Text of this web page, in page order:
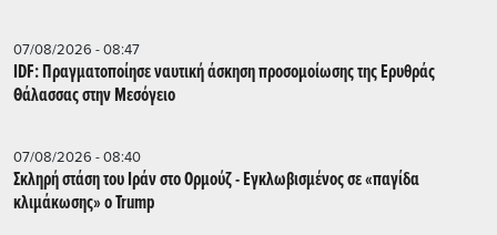
07/08/2026 - 08:47
IDF: Πραγματοποίησε ναυτική άσκηση προσομοίωσης της Ερυθράς
Θάλασσας στην Μεσόγειο
07/08/2026 - 08:40
Σκληρή στάση του Ιράν στο Ορμούζ - Εγκλωβισμένος σε «παγίδα
κλιμάκωσης» ο Trump